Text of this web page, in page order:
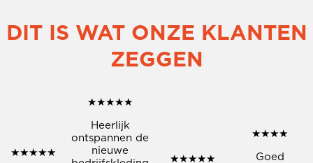
DIT IS WAT ONZE KLANTEN
ZEGGEN
★★★★★
★★★★★
Heerlijk
ontspannen de
nieuwe
★★★★★
★★★★
Goed